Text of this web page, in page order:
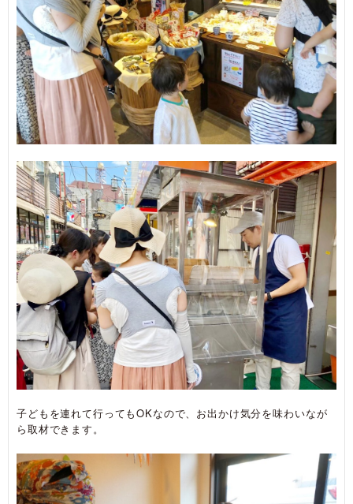
子どもを連れて行ってもOKなので、お出かけ気分を味わいなが
ら取材できます。